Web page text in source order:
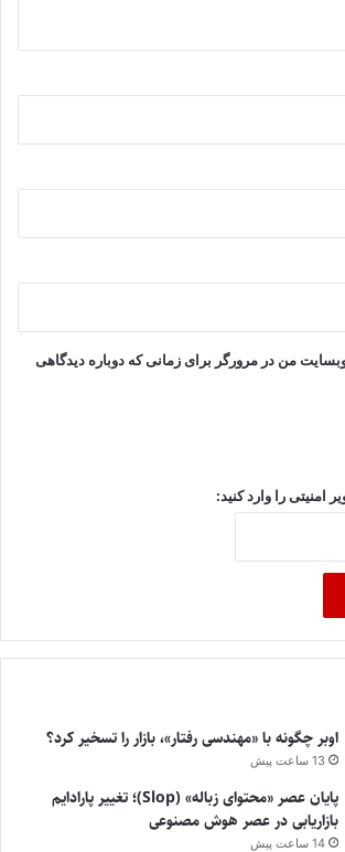
من در مرورگر برای زمانی که دوباره دیدگاهی
امنیتی را وارد کنید:
اوبر چگونه با «مهندسی رفتار»، بازار را تسخیر کرد؟
13 ساعت پیش
پایان عصر «محتوای زباله» (Slop)؛ تغییر پارادایم
بازاریابی در عصر هوش مصنوعی
14 ساعت پیش